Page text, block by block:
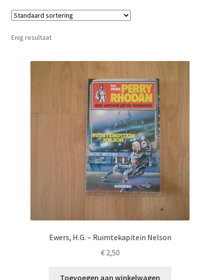
Winkelmand
Enig resultaat
Ewers, H.G. – Ruimtekapitein Nelson
€2,50
Toevoegen aan winkelwagen